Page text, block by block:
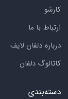
کارشو
ارتباط با ما
درباره دلفان لایف
کاتالوگ دلفان
دسته‌بندی